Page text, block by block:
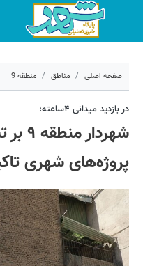
صفحه اصلی مناطق منطقه 9
۲۰ خرداد ۱۴۰۵ - ۱۶:۴۸
کد مطلب:81821
در بازدید میدانی ۴ساعته؛
پروژه‌های شهری